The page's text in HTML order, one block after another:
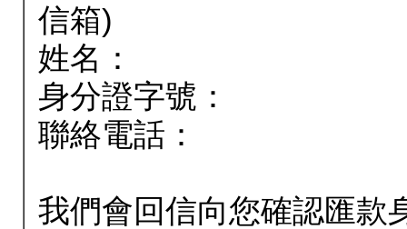
信箱)
姓名：
身分證字號：
聯絡電話：
我們會回信向您確認匯款